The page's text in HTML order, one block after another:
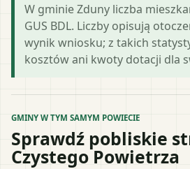
W gminie Zduny liczba
GUS BDL. Liczby opisują
wynik wniosku; z takich
kosztów ani kwoty dotacji dla
GMINY W TYM SAMYM POWIECIE
Sprawdź pobliskie
Czystego Powietrza